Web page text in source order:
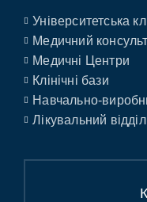
Університетська
Медичний
Медичні Центри
Клінічні бази
Навчально-
Лікувальний відділ